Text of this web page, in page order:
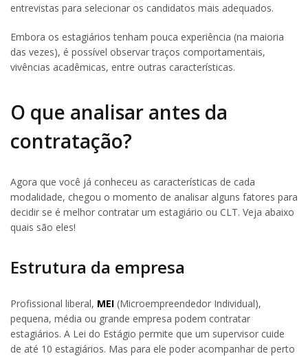
entrevistas para selecionar os candidatos mais adequados.
Embora os estagiários tenham pouca experiência (na maioria
das vezes), é possível observar traços comportamentais,
vivências acadêmicas, entre outras características.
O que analisar antes da
contratação?
Agora que você já conheceu as características de cada
modalidade, chegou o momento de analisar alguns fatores para
decidir se é melhor contratar um estagiário ou CLT. Veja abaixo
quais são eles!
Estrutura da empresa
Profissional liberal, MEI (Microempreendedor Individual),
pequena, média ou grande empresa podem contratar
estagiários. A Lei do Estágio permite que um supervisor cuide
de até 10 estagiários. Mas para ele poder acompanhar de perto